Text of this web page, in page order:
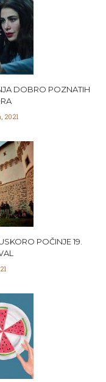
DOBRO POZNATIH
2021
POČINJE 19.